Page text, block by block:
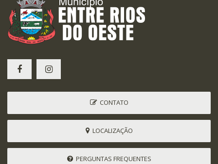
CONTATO
LOCALIZAÇÃO
PERGUNTAS FREQUENTES